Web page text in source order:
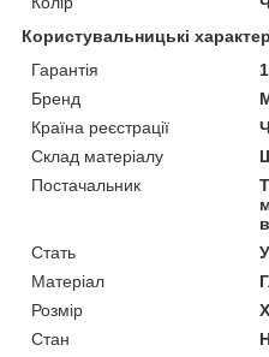
Користувальницькі
Гарантія
Бренд
Країна реєстрації
Склад матеріалу
Постачальник
Стать
Матеріал
Розмір
Стан